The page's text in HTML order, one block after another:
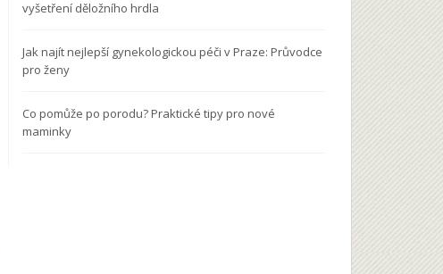
vyšetření děložního hrdla
Jak najít nejlepší gynekologickou péči v Praze: Průvodce
pro ženy
Co pomůže po porodu? Praktické tipy pro nové
maminky